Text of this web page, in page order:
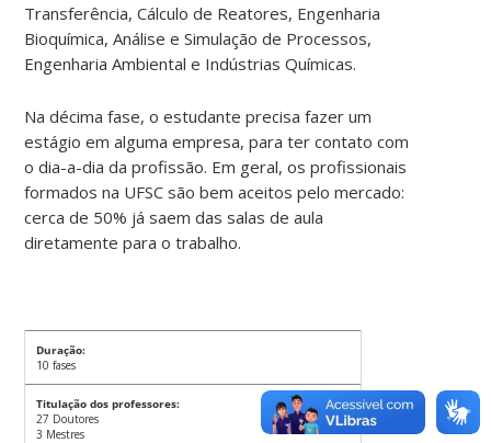
Transferência, Cálculo de Reatores, Engenharia
Bioquímica, Análise e Simulação de Processos,
Engenharia Ambiental e Indústrias Químicas.
Na décima fase, o estudante precisa fazer um
estágio em alguma empresa, para ter contato com
o dia-a-dia da profissão. Em geral, os profissionais
formados na UFSC são bem aceitos pelo mercado:
cerca de 50% já saem das salas de aula
diretamente para o trabalho.
Duração:
10 fases
Titulação dos professores:
27 Doutores
3 Mestres